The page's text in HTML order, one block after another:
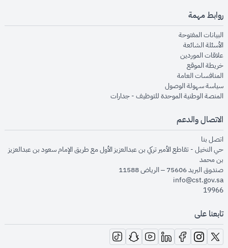
روابط مهمة
البيانات المفتوحةopens in new window
الأسئلة الشائعةopens in new window
علاقات الموردينopens in new window
خريطة الموقعopens in new window
المنافسات العامةopens in new window
سياسة سهولة الوصولopens in new window
المنصة الوطنية الموحدة للتوظيف - جداراتopens in new window
الاتصال والدعم
اتصل بنا
حي النخيل - تقاطع الأمير تركي بن عبدالعزيز الأول مع طريق الإمام سعود بن عبدالعزيز
بن محمد
صندوق البريد 75606 – الرياض 11588
info@cst.gov.sa
19966
تابعنا على
opens in new window
opens in new window
opens in new window
opens in new window
opens in new window
opens in new window
opens in new window